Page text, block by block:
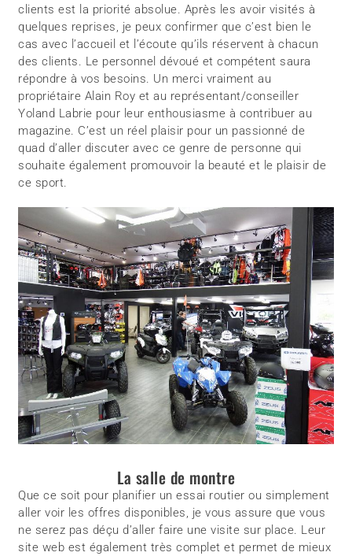
clients est la priorité absolue. Après les avoir visités à
quelques reprises, je peux confirmer que c’est bien le
cas avec l’accueil et l’écoute qu’ils réservent à chacun
des clients. Le personnel dévoué et compétent saura
répondre à vos besoins. Un merci vraiment au
propriétaire Alain Roy et au représentant/conseiller
Yoland Labrie pour leur enthousiasme à contribuer au
magazine. C’est un réel plaisir pour un passionné de
quad d’aller discuter avec ce genre de personne qui
souhaite également promouvoir la beauté et le plaisir de
ce sport.
La salle de montre
Que ce soit pour planifier un essai routier ou simplement
aller voir les offres disponibles, je vous assure que vous
ne serez pas déçu d’aller faire une visite sur place. Leur
site web est également très complet et permet de mieux